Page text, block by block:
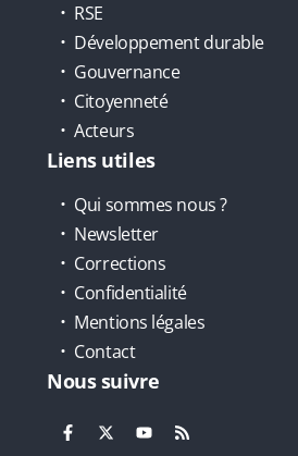
RSE
Développement durable
Gouvernance
Citoyenneté
Acteurs
Liens utiles
Qui sommes nous ?
Newsletter
Corrections
Confidentialité
Mentions légales
Contact
Nous suivre